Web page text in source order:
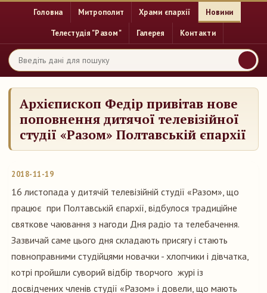
Головна Митрополит Храми єпархії Новини
Телестудія "Разом" Галерея Контакти
Архієпископ Федір привітав нове
поповнення дитячої телевізійної
студії «Разом» Полтавській єпархії
2018-11-19
16 листопада у дитячій телевізійній студії «Разом», що
працює при Полтавській єпархії, відбулося традиційне
святкове чаювання з нагоди Дня радіо та телебачення.
Зазвичай саме цього дня складають присягу і стають
повноправними студійцями новачки - хлопчики і дівчатка,
котрі пройшли суворий відбір творчого журі із
досвідчених членів студії «Разом» і довели, що мають